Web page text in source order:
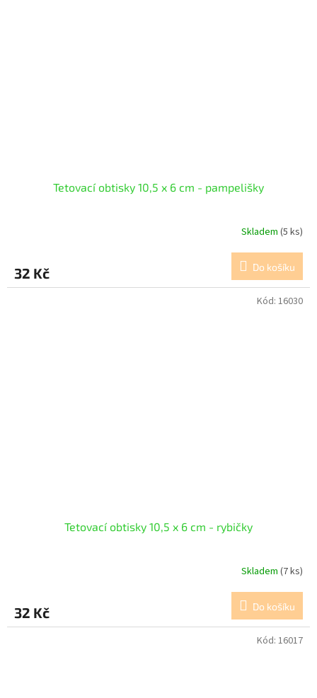
Tetovací obtisky 10,5 x 6 cm - pampelišky
Skladem (5 ks)
32 Kč Do košíku
Tetovací obtisky 10,5 x 6 cm - rybičky
Skladem (7 ks)
32 Kč Do košíku
Kód: 16030
Kód: 16017